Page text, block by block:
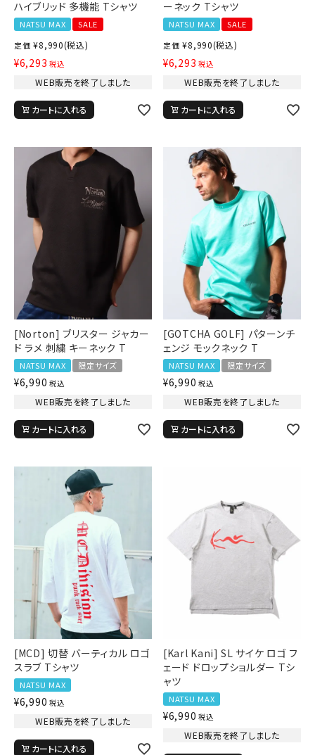
ハイブリッド 多機能 Tシャツ
NATSU MAX
SALE
定価 ¥8,990(税込)
¥6,293 税込
WEB販売を終了しました
カートに入れる
ーネック Tシャツ
NATSU MAX
SALE
定価 ¥8,990(税込)
¥6,293 税込
WEB販売を終了しました
カートに入れる
[Norton] ブリスター ジャカー
ド ラメ 刺繍 キーネック T
NATSU MAX 限定サイズ
¥6,990 税込
WEB販売を終了しました
カートに入れる
[GOTCHA GOLF] パターンチ
ェンジ モックネック T
NATSU MAX 限定サイズ
¥6,990 税込
WEB販売を終了しました
カートに入れる
[MCD] 切替 バーティカル ロゴ
スラブ Tシャツ
NATSU MAX
¥6,990 税込
WEB販売を終了しました
カートに入れる
[Karl Kani] SL サイケ ロゴ フ
ェード ドロップショルダー Tシ
ャツ
NATSU MAX
¥6,990 税込
WEB販売を終了しました